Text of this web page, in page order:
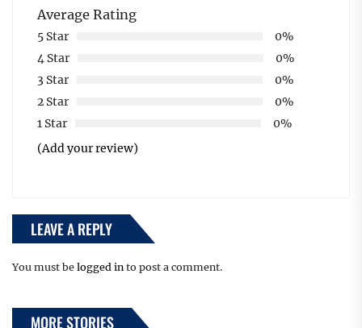
Average Rating
5 Star
0%
4 Star
0%
3 Star
0%
2 Star
0%
1 Star
0%
(Add your review)
LEAVE A REPLY
You must be logged in to post a comment.
MORE STORIES